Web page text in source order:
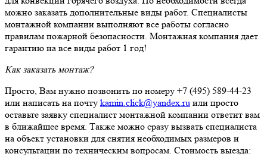
можно заказать дополнительные виды работ. Специалисты
монтажной компании выполняют все работы согласно
правилам пожарной безопасности. Монтажная компания дает
гарантию на все виды работ 1 год!
Как заказать монтаж?
Просто, Вам нужно позвонить по номеру +7 (495) 589-44-23
или написать на почту kamin.click@yandex.ru или просто
оставьте заявку специалист монтажной компании ответит вам
в ближайшее время. Также можно сразу вызвать специалиста
на объект установки для снятия необходимых размеров и
консультации по техническим вопросам. Стоимость выезда: